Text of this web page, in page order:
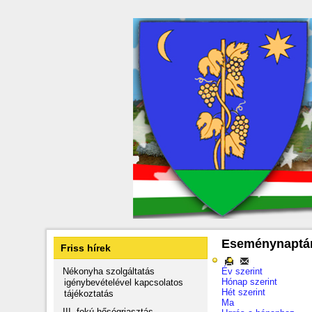
Friss hírek
Nékonyha szolgáltatás
igénybevételével kapcsolatos
tájékoztatás
Év szerint
Hónap szerint
Hét szerint
Ma